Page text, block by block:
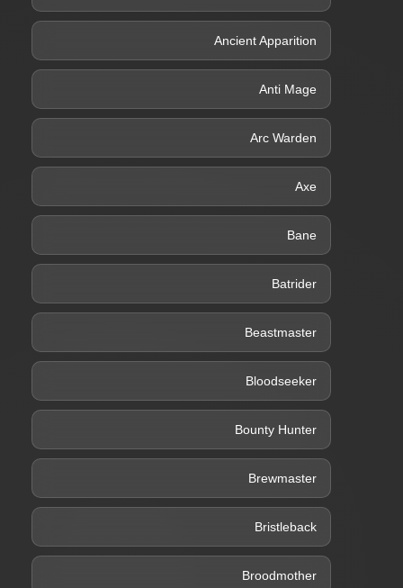
Ancient Apparition
Anti Mage
Arc Warden
Axe
Bane
Batrider
Beastmaster
Bloodseeker
Bounty Hunter
Brewmaster
Bristleback
Broodmother